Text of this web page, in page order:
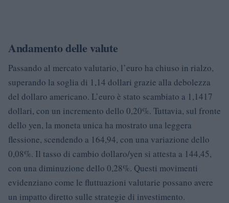
Andamento delle valute
Passando al mercato valutario, l’euro ha chiuso in rialzo,
superando la soglia di 1,14 dollari grazie alla debolezza
del dollaro americano. L’euro è stato scambiato a 1,1417
dollari, con un incremento dello 0,20%. Tuttavia, sul fronte
dello yen, la moneta unica ha mostrato una leggera
flessione, scendendo a 164,94, con una variazione dello
0,08%. Il tasso di cambio dollaro/yen si attesta a 144,45,
con una diminuzione dello 0,28%. Questi movimenti
evidenziano come le fluttuazioni valutarie possano avere
un impatto diretto sulle strategie di investimento.